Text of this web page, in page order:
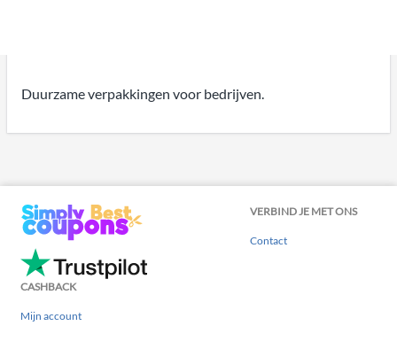
Duurzame verpakkingen voor bedrijven.
VERBIND JE MET ONS
Contact
CASHBACK
Mijn account